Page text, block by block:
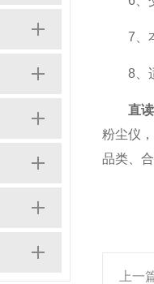
7、本
8、适
直
粉尘仪
品类、
上一